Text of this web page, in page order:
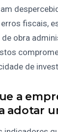
fiscais,
obra
de
a
adotar